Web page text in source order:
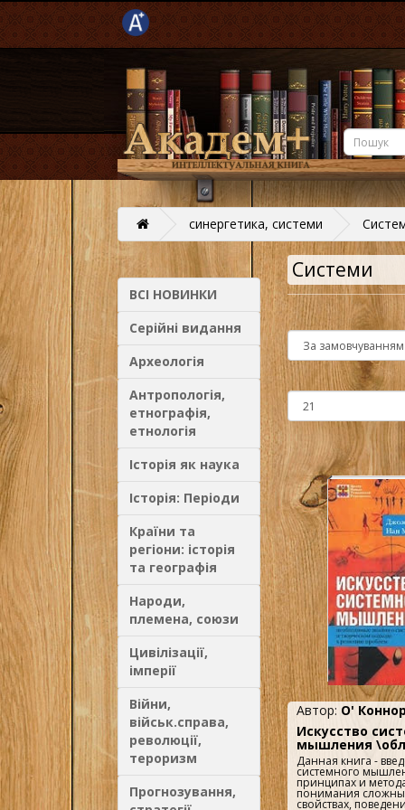
синергетика, системи
ВСІ НОВИНКИ
Серійні видання
Археологія
Антропологія,
етнографія,
етнологія
Історія як наука
Історія: Періоди
Країни та
регіони: історія
та географія
Народи,
племена, союзи
Цивілізації,
імперії
Війни,
військ.справа,
революції,
тероризм
Прогнозування,
Системи
Автор: О'
Искусство
мышления
Данная книга -
системного
принципах и
понимания
свойствах,